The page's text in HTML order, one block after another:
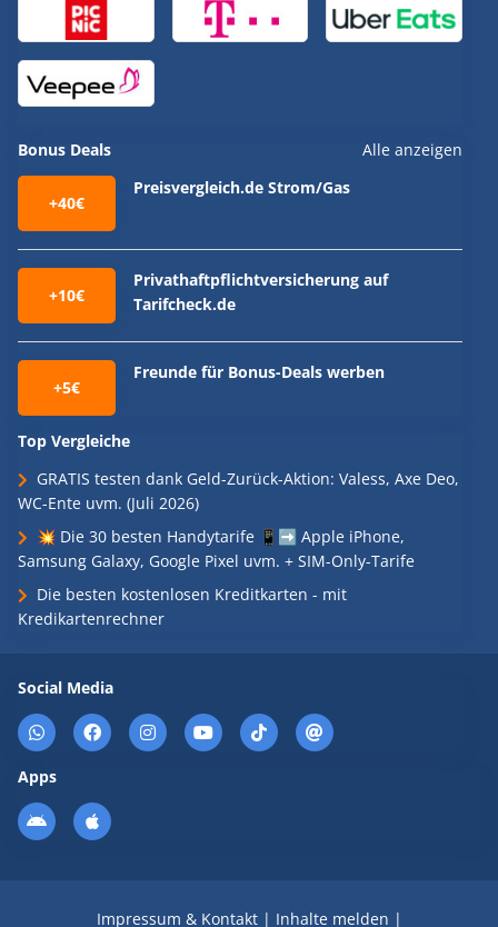
Bonus Deals Alle anzeigen
+40€
Preisvergleich.de Strom/Gas
+10€
Privathaftpflichtversicherung auf
Tarifcheck.de
+5€
Freunde für Bonus-Deals werben
Top Vergleiche
GRATIS testen dank Geld-Zurück-Aktion: Valess, Axe Deo,
WC-Ente uvm. (Juli 2026)
💥 Die 30 besten Handytarife 📱➡️ Apple iPhone,
Samsung Galaxy, Google Pixel uvm. + SIM-Only-Tarife
Die besten kostenlosen Kreditkarten - mit
Kredikartenrechner
Social Media
Apps
Impressum & Kontakt| Inhalte melden |